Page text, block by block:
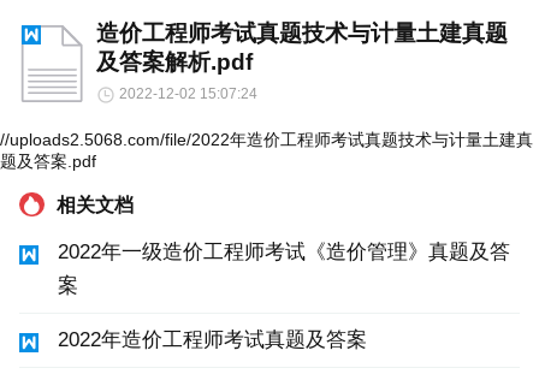
造价工程师考试真题技术与计量土建真题
及答案解析.pdf
2022-12-02 15:07:24
//uploads2.5068.com/file/2022年造价工程师考试真题技术与计量土建真
题及答案.pdf
相关文档
2022年一级造价工程师考试《造价管理》真题及答
案
2022年造价工程师考试真题及答案